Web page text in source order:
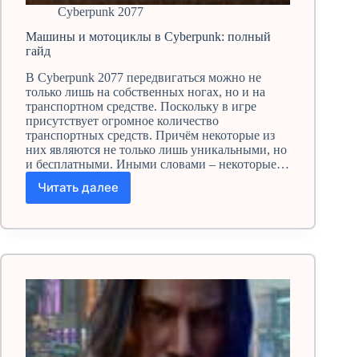
Cyberpunk 2077
Машины и мотоциклы в Cyberpunk: полный
гайд
В Cyberpunk 2077 передвигаться можно не
только лишь на собственных ногах, но и на
транспортном средстве. Поскольку в игре
присутствует огромное количество
транспортных средств. Причём некоторые из
них являются не только лишь уникальными, но
и бесплатными. Иными словами – некоторые…
Читать далее
Машины
и
мотоциклы
Cyberpunk:
гайд